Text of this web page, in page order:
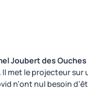
Joubert des Ouches
met le projecteur
n’ont nul besoin